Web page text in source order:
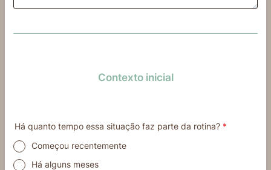
Contexto inicial
Há quanto tempo essa situação faz parte da rotina? *
Começou recentemente
Há alguns meses